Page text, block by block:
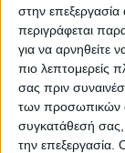
στην
περιγράφεται
για να αρνηθείτε
πιο λεπτομερείς
σας πριν
των προσωπικών
συγκατάθεσή σας,
την επεξεργασία.